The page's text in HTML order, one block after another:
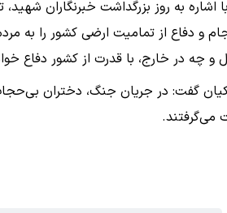
اشاره به روز بزرگداشت خبرنگاران
و دفاع از تمامیت ارضی کشور را به
و چه در خارج، با قدرت از کشور دفاع
گفت: در جریان جنگ، دختران بی‌حجاب
می‌گرفتند.